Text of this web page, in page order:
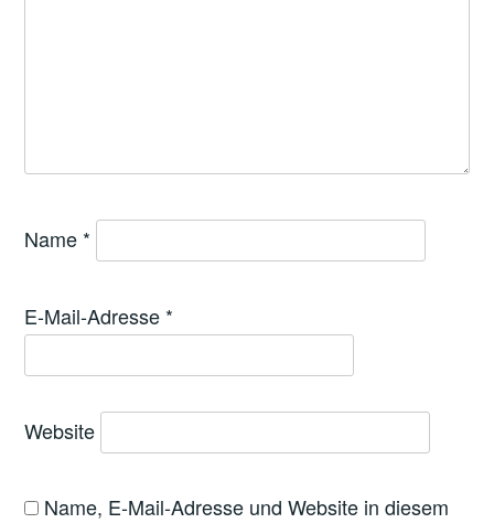
Name *
E-Mail-Adresse *
Website
Name, E-Mail-Adresse und Website in diesem